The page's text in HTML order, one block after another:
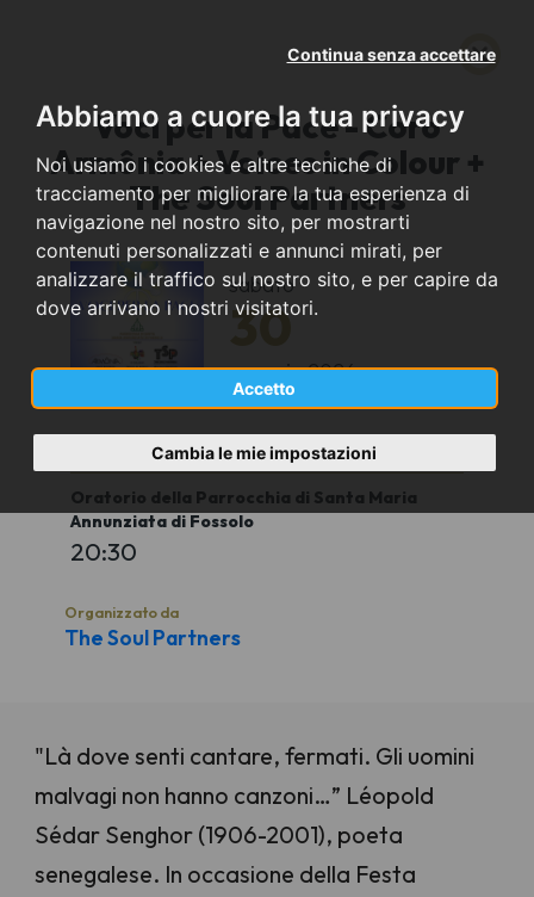
Abbiamo a cuore la tua privacy
Noi usiamo i cookies e altre tecniche di
tracciamento per migliorare la tua esperienza di
navigazione nel nostro sito, per mostrarti
contenuti personalizzati e annunci mirati, per
analizzare il traffico sul nostro sito, e per capire da
dove arrivano i nostri visitatori.
Accetto
Continua senza accettare
Cambia le mie impostazioni
Voci per la Pace - Coro
Armônia + Voices in Colour +
The Soul Partners
sabato
30
maggio2026
Bologna (BO)
Oratorio della Parrocchia di Santa Maria
Annunziata di Fossolo
20:30
Organizzato da
The Soul Partners
"Là dove senti cantare, fermati. Gli uomini
malvagi non hanno canzoni…” Léopold
Sédar Senghor (1906-2001), poeta
senegalese. In occasione della Festa